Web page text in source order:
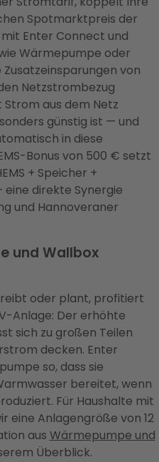
Spotmarktpreis der
Enter Connect und
Wärmepumpe oder
von
Netzstrombezug
Strom aus dem Netz
günstig ist — und
in diese
Bonus von 500 € setzt
+ Speicher +
direkte Synergie
und Hannoveraner
und Wallbox
oder plant, profitiert
Anlage: Der erhöhte
sich zu großen Teilen
decken. Enter
so, dass sie
bereitet, wenn
Für Haushalte mit
eine Anlagengröße von 12
aus Wärmepumpe und
Überblick.